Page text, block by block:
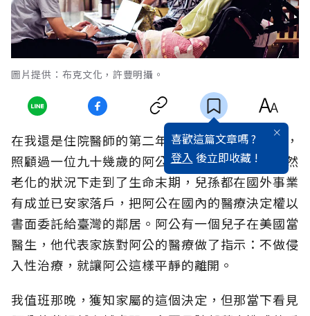
圖片提供：布克文化，許豐明攝。
喜歡這篇文章嗎 ?
登入 後立即收藏 !
在我還是住院醫師的第二年，曾到內科病房輪班，
照顧過一位九十幾歲的阿公。他年事已高，在自然
老化的狀況下走到了生命末期，兒孫都在國外事業
有成並已安家落戶，把阿公在國內的醫療決定權以
書面委託給臺灣的鄰居。阿公有一個兒子在美國當
醫生，他代表家族對阿公的醫療做了指示：不做侵
入性治療，就讓阿公這樣平靜的離開。
我值班那晚，獲知家屬的這個決定，但那當下看見